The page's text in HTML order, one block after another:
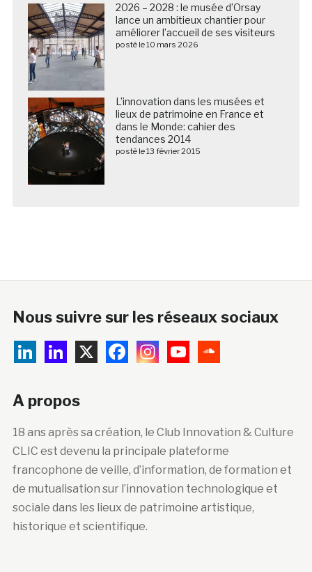
2026 – 2028 : le musée d’Orsay
lance un ambitieux chantier pour
améliorer l’accueil de ses visiteurs
posté le 10 mars 2026
L’innovation dans les musées et
lieux de patrimoine en France et
dans le Monde: cahier des
tendances 2014
posté le 13 février 2015
Nous suivre sur les réseaux sociaux
A propos
18 ans après sa création, le Club Innovation & Culture
CLIC est devenu la principale plateforme
francophone de veille, d’information, de formation et
de mutualisation sur l’innovation technologique et
sociale dans les lieux de patrimoine artistique,
historique et scientifique.